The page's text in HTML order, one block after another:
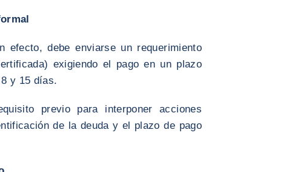
efecto, debe enviarse un requerimiento
exigiendo el pago en un plazo
y 15 días.
previo para interponer acciones
de la deuda y el plazo de pago